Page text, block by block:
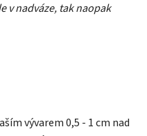
v nadváze, tak naopak
vývarem 0,5 - 1 cm nad